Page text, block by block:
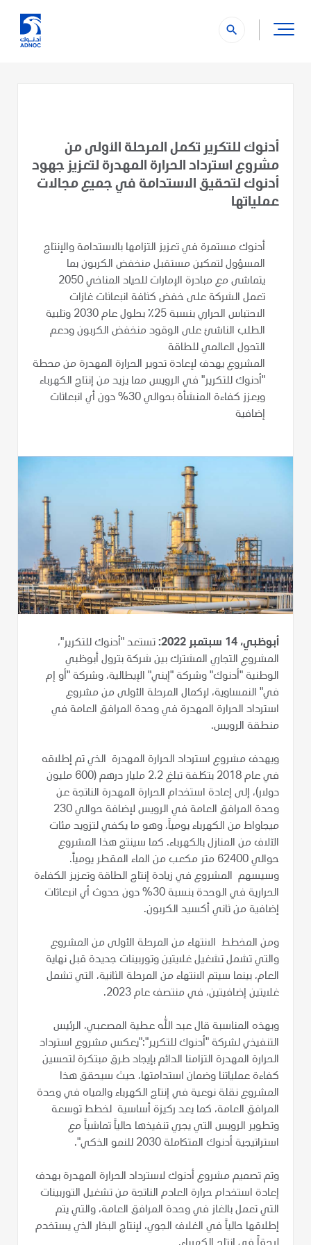
search
أدنوك للتكرير تكمل المرحلة الأولى من
مشروع استرداد الحرارة المهدرة لتعزيز جهود
أدنوك لتحقيق الاستدامة في جميع مجالات
عملياتها
أدنوك مستمرة في تعزيز التزامها بالاستدامة والإنتاج
المسؤول لتمكين مستقبل منخفض الكربون بما
يتماشى مع مبادرة الإمارات للحياد المناخي 2050
تعمل الشركة على خفض كثافة انبعاثات غازات
الاحتباس الحراري بنسبة 25٪ بحلول عام 2030 وتلبية
الطلب الناشئ على الوقود منخفض الكربون ودعم
التحول العالمي للطاقة
المشروع يهدف لإعادة تدوير الحرارة المهدرة من محطة
"أدنوك للتكرير" في الرويس مما يزيد من إنتاج الكهرباء
ويعزز كفاءة المنشأة بحوالي 30% دون أي انبعاثات
إضافية
أبوظبي، 14 سبتمبر 2022:
تستعد "أدنوك للتكرير"،
المشروع التجاري المشترك بين شركة بترول أبوظبي
الوطنية "أدنوك" وشركة "إيني" الإيطالية، وشركة "أو إم
في" النمساوية، لإكمال المرحلة الأولى من مشروع
استرداد الحرارة المهدرة في وحدة المرافق العامة في
منطقة الرويس.
ويهدف مشروع استرداد الحرارة المهدرة الذي تم إطلاقه
في عام 2018 بتكلفة تبلغ 2.2 مليار درهم (600 مليون
دولار)، إلى إعادة استخدام الحرارة المهدرة الناتجة عن
وحدة المرافق العامة في الرويس لإضافة حوالي 230
ميجاواط من الكهرباء يومياً، وهو ما يكفي لتزويد مئات
الآلاف من المنازل بالكهرباء. كما سينتج هذا المشروع
حوالي 62400 متر مكعب من الماء المقطر يومياً.
وسيسهم المشروع في زيادة إنتاج الطاقة وتعزيز الكفاءة
الحرارية في الوحدة بنسبة 30% دون حدوث أي انبعاثات
إضافية من ثاني أكسيد الكربون.
ومن المخطط الانتهاء من المرحلة الأولى من المشروع
والتي تشمل تشغيل غلايتين وتوربينات جديدة قبل نهاية
العام، بينما سيتم الانتهاء من المرحلة الثانية، التي تشمل
غلايتين إضافيتين، في منتصف عام 2023.
وبهذه المناسبة قال عبد الله عطية المصعبي، الرئيس
التنفيذي لشركة "أدنوك للتكرير":"يعكس مشروع استرداد
الحرارة المهدرة التزامنا الدائم بإيجاد طرق مبتكرة لتحسين
كفاءة عملياتنا وضمان استدامتها، حيث سيحقق هذا
المشروع نقلة نوعية في إنتاج الكهرباء والمياه في وحدة
المرافق العامة، كما يعد ركيزة أساسية لخطط توسعة
وتطوير الرويس التي يجري تنفيذها حالياً تماشياً مع
استراتيجية أدنوك المتكاملة 2030 للنمو الذكي".
وتم تصميم مشروع أدنوك لاسترداد الحرارة المهدرة بهدف
إعادة استخدام حرارة العادم الناتجة من تشغيل التوربينات
التي تعمل بالغاز في وحدة المرافق العامة، والتي يتم
إطلاقها حالياً في الغلاف الجوي، لإنتاج البخار الذي يستخدم